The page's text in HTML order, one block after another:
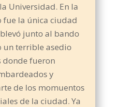
Universidad. En la
fue la única ciudad
junto al bando
un terrible asedio
donde fueron
y
de los momuentos
de la ciudad. Ya